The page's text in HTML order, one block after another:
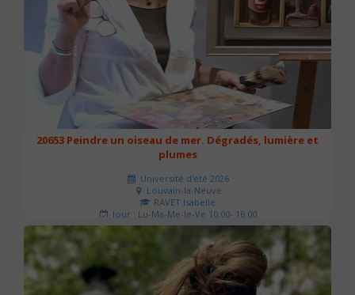
20653 Peindre un oiseau de mer. Dégradés, lumière et
plumes
Université d'été 2026
Louvain-la-Neuve
RAVET Isabelle
Jour : Lu-Ma-Me-Je-Ve 10:00- 16:00
Nombre de séances : 2